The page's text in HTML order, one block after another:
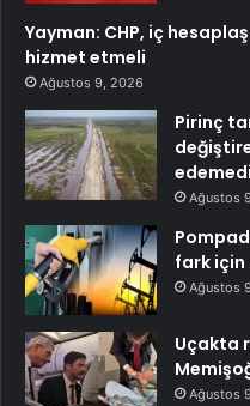
Yayman: CHP, iç
hizmet etmeli
Ağustos 9, 2026
Pirinç
Ağustos
fark
Ağustos
Uçakta
Ağustos